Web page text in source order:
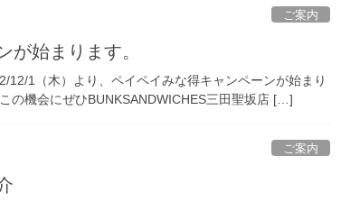
ご案内
が始まります。
1（木）より、ペイペイみな得キャンペーンが始まり
の機会にぜひBUNKSANDWICHES三田聖坂店 […]
ご案内